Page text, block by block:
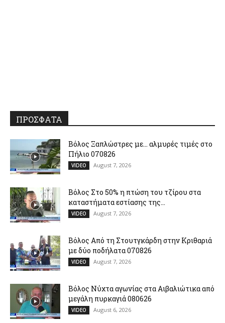
ΠΡΟΣΦΑΤΑ
Βόλος Ξαπλώστρες με… αλμυρές τιμές στο
Πήλιο 070826
VIDEO August 7, 2026
Βόλος Στο 50% η πτώση του τζίρου στα
καταστήματα εστίασης της...
VIDEO August 7, 2026
Βόλος Από τη Στουτγκάρδη στην Κριθαριά
με δύο ποδήλατα 070826
VIDEO August 7, 2026
Βόλος Νύχτα αγωνίας στα Αιβαλιώτικα από
μεγάλη πυρκαγιά 080626
VIDEO August 6, 2026